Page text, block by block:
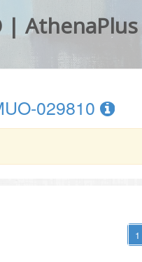
| AthenaPlus
029810